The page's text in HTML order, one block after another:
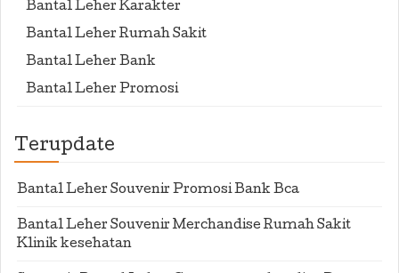
Bantal Leher Karakter
Bantal Leher Rumah Sakit
Bantal Leher Bank
Bantal Leher Promosi
Terupdate
Bantal Leher Souvenir Promosi Bank Bca
Bantal Leher Souvenir Merchandise Rumah Sakit
Klinik kesehatan